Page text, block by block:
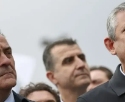
Gayrimenkul
Spor